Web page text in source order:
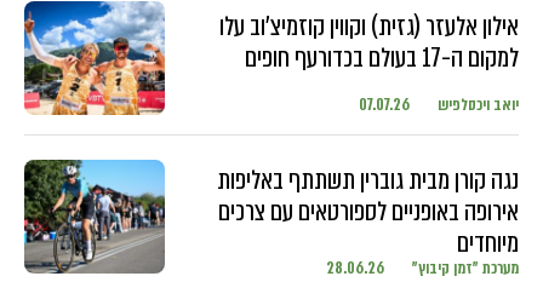
אילון אלעזר (גזית) וקווין קוזמיצ'וב עלו
למקום ה-17 בעולם בכדורעף חופים
יואב ויכסלפיש 07.07.26
נגה קורן מבית גוברין תשתתף באליפות
אירופה באופניים לספורטאים עם צרכים
מיוחדים
מערכת "זמן קיבוץ" 28.06.26